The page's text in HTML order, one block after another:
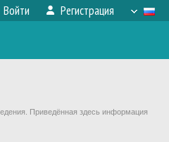
Войти Регистрация
Приведённая здесь информация